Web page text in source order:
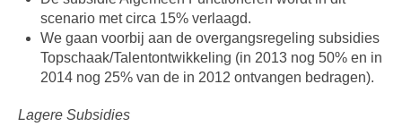
scenario met circa 15% verlaagd.
We gaan voorbij aan de overgangsregeling subsidies
Topschaak/Talentontwikkeling (in 2013 nog 50% en in
2014 nog 25% van de in 2012 ontvangen bedragen).
Lagere Subsidies